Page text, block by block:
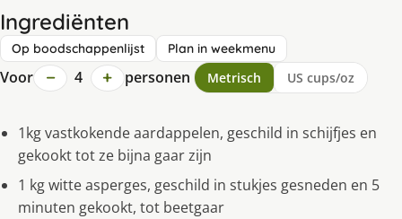
Ingrediënten
Op boodschappenlijst Plan in weekmenu
Voor − 4 + personen Metrisch US cups/oz
1kg vastkokende aardappelen, geschild in schijfjes en
gekookt tot ze bijna gaar zijn
1 kg witte asperges, geschild in stukjes gesneden en 5
minuten gekookt, tot beetgaar